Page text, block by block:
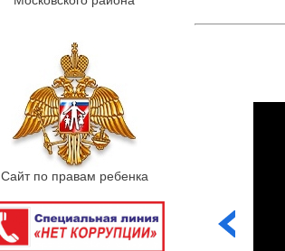
Сайт по правам ребенка